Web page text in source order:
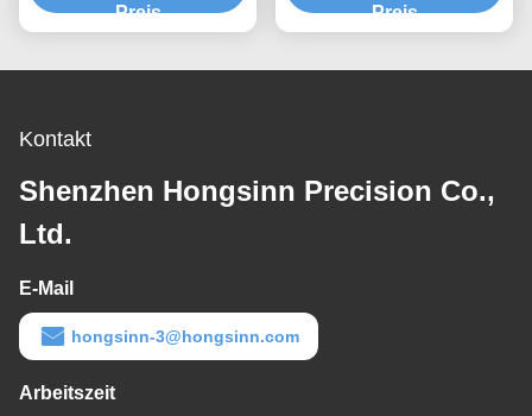
Preis
bearbeitete Wellenteile
Preis
Kontakt
Shenzhen Hongsinn Precision Co.,
Ltd.
E-Mail
hongsinn-3@hongsinn.com
Arbeitszeit